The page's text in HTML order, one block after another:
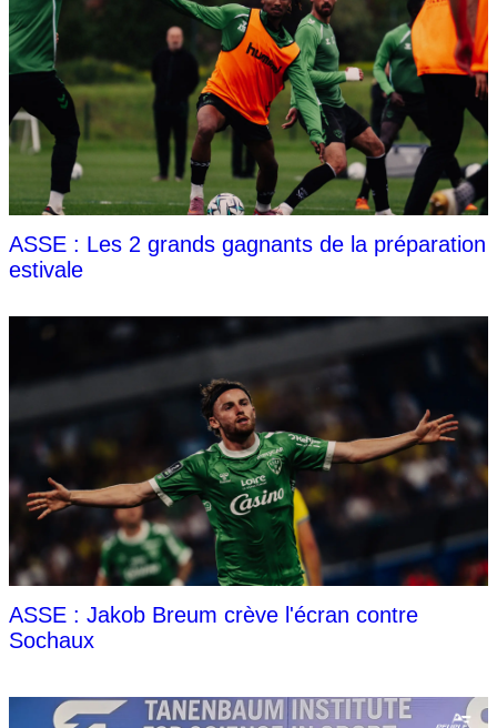
ASSE : Les 2 grands gagnants de la préparation
estivale
ASSE : Jakob Breum crève l'écran contre
Sochaux